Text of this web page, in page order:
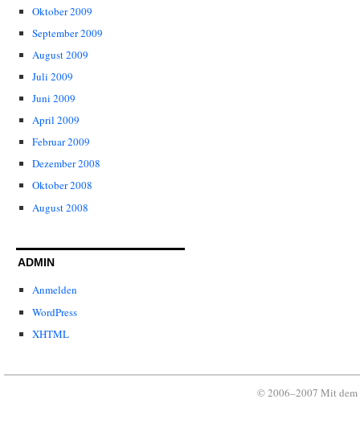
Oktober 2009
September 2009
August 2009
Juli 2009
Juni 2009
April 2009
Februar 2009
Dezember 2008
Oktober 2008
August 2008
ADMIN
Anmelden
WordPress
XHTML
© 2006–2007 Mit